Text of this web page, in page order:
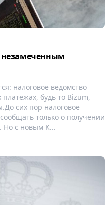
незамеченным
налоговое ведомство
платежах, будь то Bizum,
сих пор налоговое
только о получении
Но с новым К...